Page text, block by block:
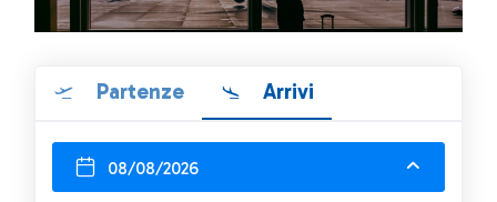
Partenze Arrivi
08/08/2026